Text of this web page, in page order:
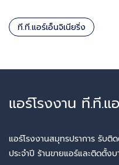
ที.ที.แอร์เอ็นจิเนียริ่ง
แอร์โรงงาน ที.ที.แ
แอร์โรงงานสมุทรปราการ รับติ
ประจำปี ร้านขายแอร์และติดตั้ง